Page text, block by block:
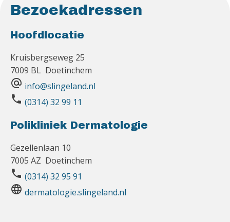
Bezoekadressen
Hoofdlocatie
Kruisbergseweg 25
7009 BL Doetinchem
alternate_email info@slingeland.nl
phone (0314) 32 99 11
Polikliniek Dermatologie
Gezellenlaan 10
7005 AZ Doetinchem
phone (0314) 32 95 91
language dermatologie.slingeland.nl